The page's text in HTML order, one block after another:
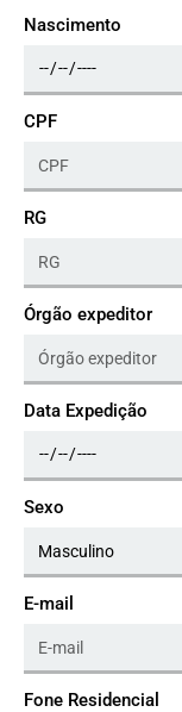
Nascimento
CPF
RG
Órgão expeditor
Data Expedição
Sexo
E-mail
Fone Residencial